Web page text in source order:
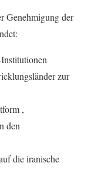
Genehmigung der
zur
,
den
die iranische